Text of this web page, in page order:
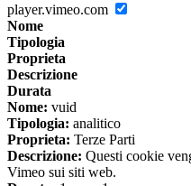
player.vimeo.com
Nome
Tipologia
Proprieta
Descrizione
Durata
Nome: vuid
Tipologia: analitico
Proprieta: Terze Parti
Descrizione: Questi cookie
Vimeo sui siti web.